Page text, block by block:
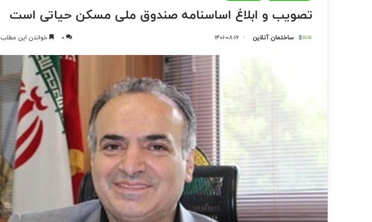
تصویب و ابلاغ اساسنامه صندوق ملی مسکن حیاتی است
ساختمان آنلاین ۱۴۰۱-۰۸-۱۶ ۰ خواندن این مطلب ۱ دقیقه زمان میبرد